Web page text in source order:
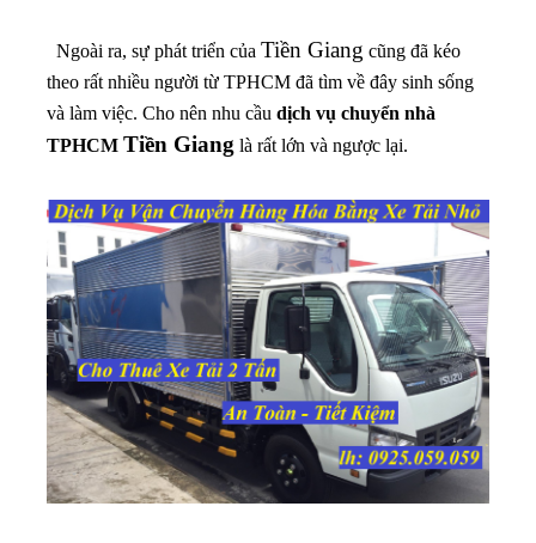
Ngoài ra, sự phát triển của Tiền Giang cũng đã kéo
theo rất nhiều người từ TPHCM đã tìm về đây sinh sống
và làm việc. Cho nên nhu cầu dịch vụ chuyển nhà
TPHCM Tiền Giang là rất lớn và ngược lại.